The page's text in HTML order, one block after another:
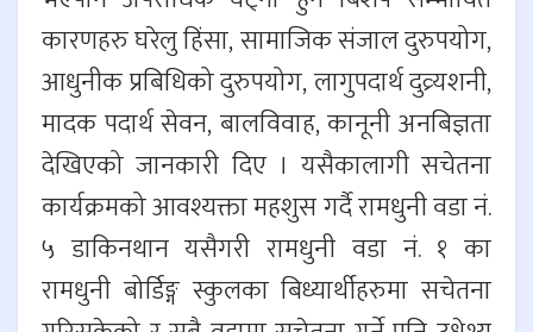
कारणहरु घरेलु हिंसा, सामाजिक संजाल दुरुपयोग,
आधुनीक प्रबिधिको दुरुपयोग, लागुपदार्थ दुव्र्यशनी,
मादक पदार्थ सेवन, बालविवाह, कानूनी अनबिज्ञता
देखिएको जानकारी दिए । यसैकालागी सचेतना
कार्यक्रमको आवश्यक्ता महशुस गर्दै रामधुनी वडा नं.
५ डाकिनथान यसैगरी रामधुनी वडा नं. १ का
रामधुनी बोर्डिङ्ग स्कुलका बिध्यार्थीहरुमा सचेतना